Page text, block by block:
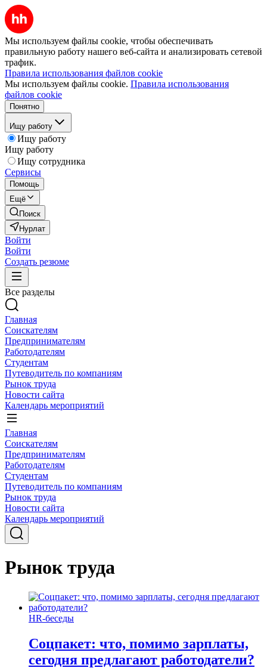
Мы используем файлы cookie, чтобы обеспечивать
правильную работу нашего веб-сайта и анализировать сетевой
трафик.
Правила использования файлов cookie
Мы используем файлы cookie. Правила использования
файлов cookie
Понятно
Ищу работу
Ищу работу
Ищу работу
Ищу сотрудника
Сервисы
Помощь
Ещё
Поиск
Нурлат
Войти
Войти
Создать резюме
Все разделы
Главная
Соискателям
Предпринимателям
Работодателям
Студентам
Путеводитель по компаниям
Рынок труда
Новости сайта
Календарь мероприятий
Главная
Соискателям
Предпринимателям
Работодателям
Студентам
Путеводитель по компаниям
Рынок труда
Новости сайта
Календарь мероприятий
Рынок труда
HR-беседы
Соцпакет: что, помимо зарплаты,
сегодня предлагают работодатели?